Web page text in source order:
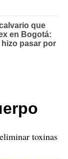
toxinas